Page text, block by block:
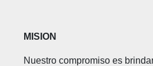
MISION
Nuestro compromiso es